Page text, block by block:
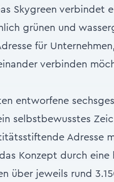
Skygreen verbindet
grünen und
für
verbinden
entworfene
selbstbewusstes
Adresse
Konzept durch eine
über jeweils rund